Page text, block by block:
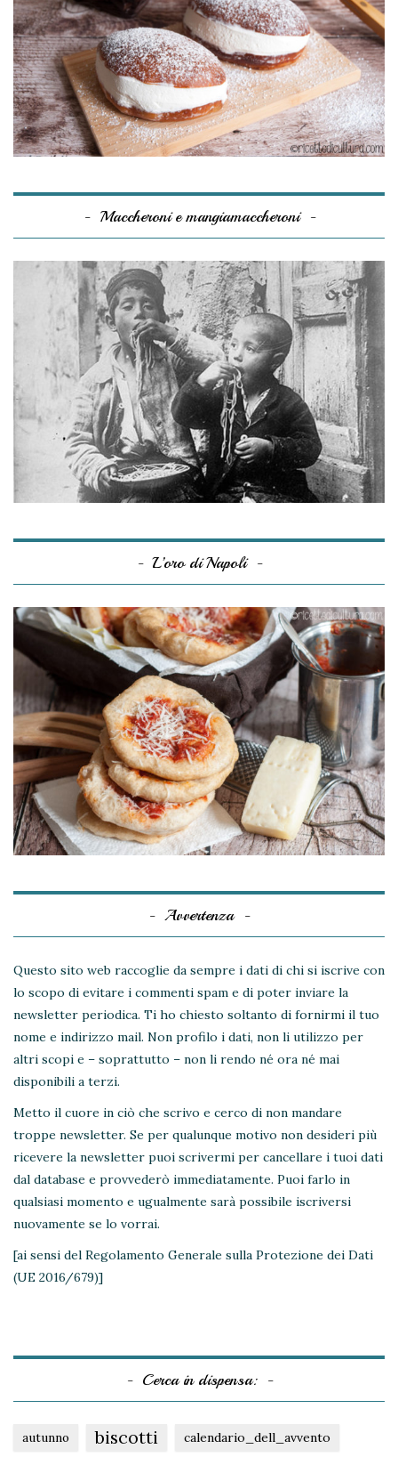
Maccheroni e mangiamaccheroni
L’oro di Napoli
Avvertenza
Questo sito web raccoglie da sempre i dati di chi si iscrive con
lo scopo di evitare i commenti spam e di poter inviare la
newsletter periodica. Ti ho chiesto soltanto di fornirmi il tuo
nome e indirizzo mail. Non profilo i dati, non li utilizzo per
altri scopi e – soprattutto – non li rendo né ora né mai
disponibili a terzi.
Metto il cuore in ciò che scrivo e cerco di non mandare
troppe newsletter. Se per qualunque motivo non desideri più
ricevere la newsletter puoi scrivermi per cancellare i tuoi dati
dal database e provvederò immediatamente. Puoi farlo in
qualsiasi momento e ugualmente sarà possibile iscriversi
nuovamente se lo vorrai.
[ai sensi del Regolamento Generale sulla Protezione dei Dati
(UE 2016/679)]
Cerca in dispensa:
autunno biscotti calendario_dell_avvento